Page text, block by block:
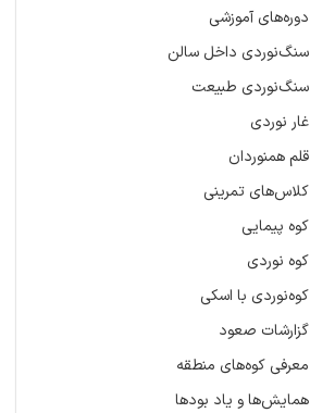
دوره‌های آموزشی
سنگ‌نوردی داخل سالن
سنگ‌نوردی طبیعت
غار نوردی
قلم همنوردان
کلاس‌های تمرینی
کوه پیمایی
کوه نوردی
کوه‌نوردی با اسکی
گزارشات صعود
معرفی کوه‌های منطقه
همایش‌ها و یاد بودها